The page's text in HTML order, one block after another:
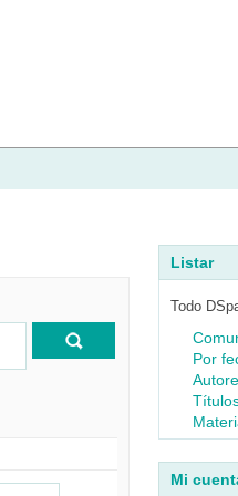
Listar
Todo
Por
Mi